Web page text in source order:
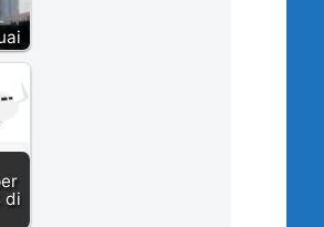
di